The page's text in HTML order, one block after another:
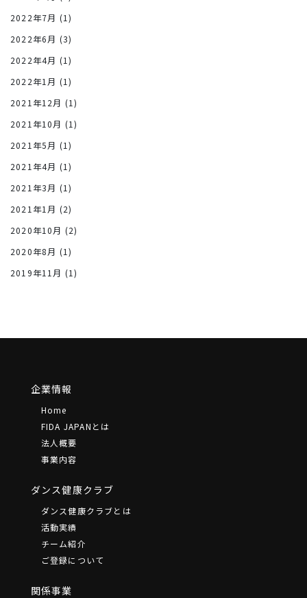
2022年7月 (1)
2022年6月 (3)
2022年4月 (1)
2022年1月 (1)
2021年12月 (1)
2021年10月 (1)
2021年5月 (1)
2021年4月 (1)
2021年3月 (1)
2021年1月 (2)
2020年10月 (2)
2020年8月 (1)
2019年11月 (1)
企業情報
Home
FIDA JAPANとは
法⼈概要
事業内容
ダンス健康クラブ
ダンス健康クラブとは
活動実績
チーム紹介
ご登録について
関係事業